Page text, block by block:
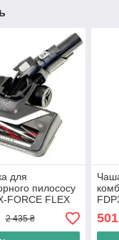
для
пилососу
FORCE FLEX
(SS-
2 435 ₴ 501